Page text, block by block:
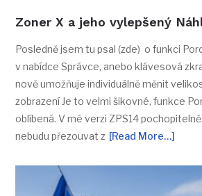
Zoner X a jeho vylepšený
Posledně jsem tu psal (zde) o funkci
v nabídce Správce, anebo klávesová
nově umožňuje individuálně měnit
zobrazení Je to velmi šikovné, funkce
oblíbená. V mé verzi ZPS14
nebudu přezouvat z [Read More…]